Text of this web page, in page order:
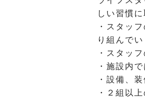
しい習慣
・スタッ
り組んで
・スタッ
・施設内
・設備、
・２組以